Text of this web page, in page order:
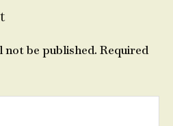
not be published. Required